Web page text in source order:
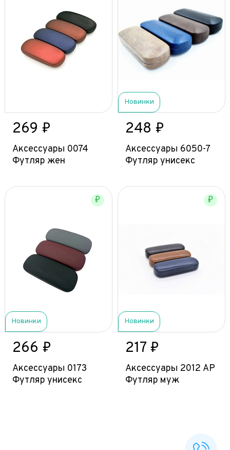
269 ₽
Аксессуары 0074
Футляр жен
Новинки
248 ₽
Аксессуары 6050-7
Футляр унисекс
Новинки
₽
266 ₽
Аксессуары 0173
Футляр унисекс
Новинки
₽
217 ₽
Аксессуары 2012 АР
Футляр муж